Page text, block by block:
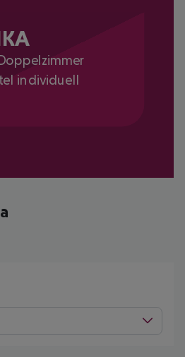
individuell